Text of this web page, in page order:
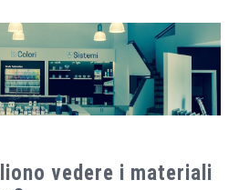
vedere i materiali